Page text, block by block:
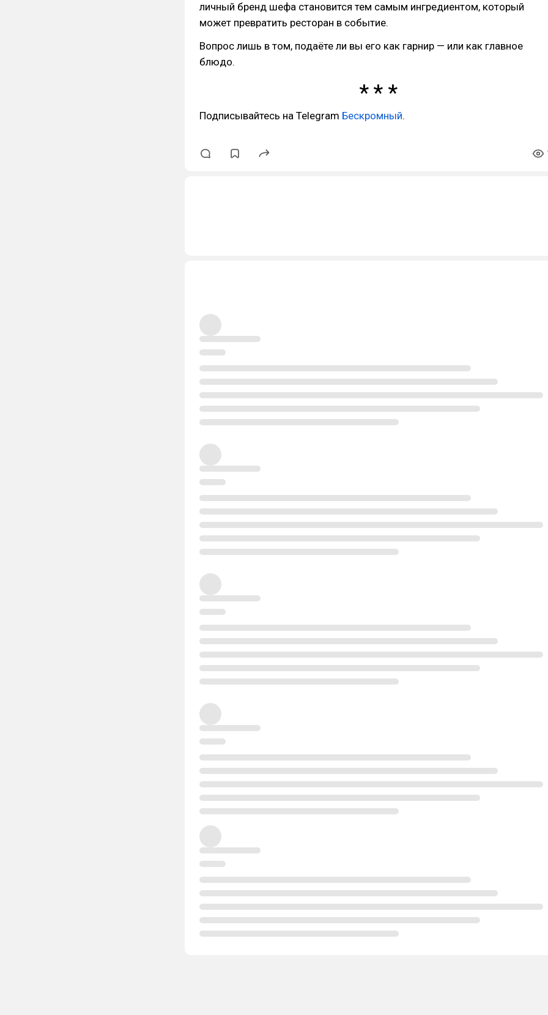
личный бренд шефа становится тем самым ингредиентом, который
может превратить ресторан в событие.
Вопрос лишь в том, подаёте ли вы его как гарнир — или как главное
блюдо.
Подписывайтесь на Telegram Бескромный.